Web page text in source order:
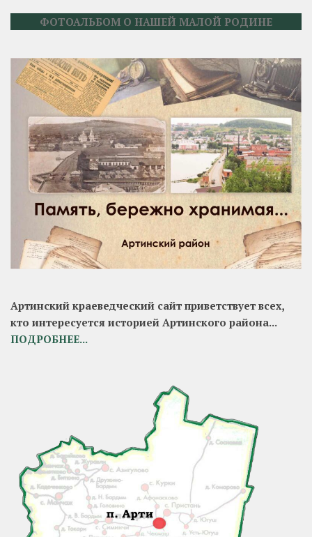
ФОТОАЛЬБОМ О НАШЕЙ МАЛОЙ РОДИНЕ
Артинский краеведческий сайт приветствует всех,
кто интересуется историей Артинского района...
ПОДРОБНЕЕ...